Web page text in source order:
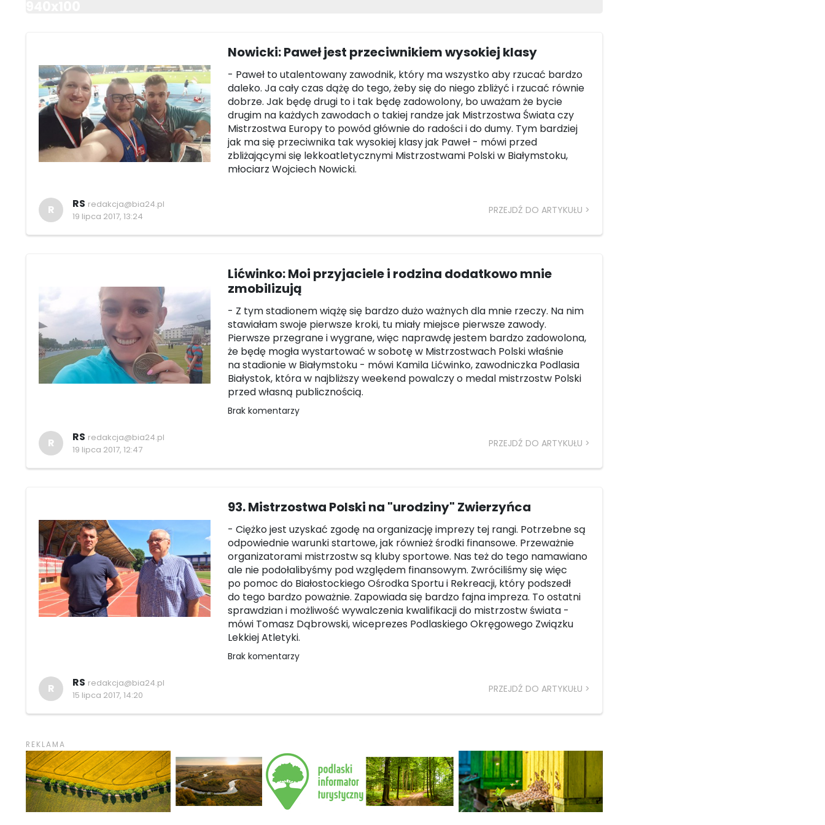
Nowicki: Paweł jest przeciwnikiem wysokiej klasy
- Paweł to utalentowany zawodnik, który ma wszystko aby rzucać bardzo
daleko. Ja cały czas dążę do tego, żeby się do niego zbliżyć i rzucać równie
dobrze. Jak będę drugi to i tak będę zadowolony, bo uważam że bycie
drugim na każdych zawodach o takiej randze jak Mistrzostwa Świata czy
Mistrzostwa Europy to powód głównie do radości i do dumy. Tym bardziej
jak ma się przeciwnika tak wysokiej klasy jak Paweł - mówi przed
zbliżającymi się lekkoatletycznymi Mistrzostwami Polski w Białymstoku,
młociarz Wojciech Nowicki.
R RS redakcja@bia24.pl
19 lipca 2017, 13:24
PRZEJDŹ DO ARTYKUŁU
Lićwinko: Moi przyjaciele i rodzina dodatkowo mnie
zmobilizują
- Z tym stadionem wiążę się bardzo dużo ważnych dla mnie rzeczy. Na nim
stawiałam swoje pierwsze kroki, tu miały miejsce pierwsze zawody.
Pierwsze przegrane i wygrane, więc naprawdę jestem bardzo zadowolona,
że będę mogła wystartować w sobotę w Mistrzostwach Polski właśnie
na stadionie w Białymstoku - mówi Kamila Lićwinko, zawodniczka Podlasia
Białystok, która w najbliższy weekend powalczy o medal mistrzostw Polski
przed własną publicznością.
Brak komentarzy
R RS redakcja@bia24.pl
19 lipca 2017, 12:47
PRZEJDŹ DO ARTYKUŁU
93. Mistrzostwa Polski na "urodziny" Zwierzyńca
- Ciężko jest uzyskać zgodę na organizację imprezy tej rangi. Potrzebne są
odpowiednie warunki startowe, jak również środki finansowe. Przeważnie
organizatorami mistrzostw są kluby sportowe. Nas też do tego namawiano
ale nie podołalibyśmy pod względem finansowym. Zwróciliśmy się więc
po pomoc do Białostockiego Ośrodka Sportu i Rekreacji, który podszedł
do tego bardzo poważnie. Zapowiada się bardzo fajna impreza. To ostatni
sprawdzian i możliwość wywalczenia kwalifikacji do mistrzostw świata -
mówi Tomasz Dąbrowski, wiceprezes Podlaskiego Okręgowego Związku
Lekkiej Atletyki.
Brak komentarzy
R RS redakcja@bia24.pl
15 lipca 2017, 14:20
PRZEJDŹ DO ARTYKUŁU